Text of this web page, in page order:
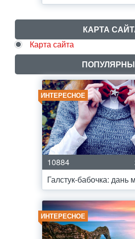
КАРТА
Карта сайта
ИНТЕРЕСНОЕ
10884
Галстук-бабочка: дань
ИНТЕРЕСНОЕ